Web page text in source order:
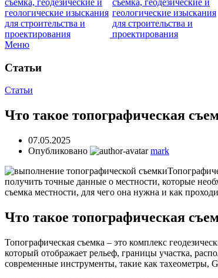
Меню
Статьи
Статьи
Что такое топографическая
07.05.2025
Опубликовано
mark
получить точные данные о местности, которые
съемка местности, для чего она нужна и как
Что такое топографическая
Топографическая съемка – это комплекс
который отображает рельеф, границы участка,
современные инструменты, такие как тахеометры,